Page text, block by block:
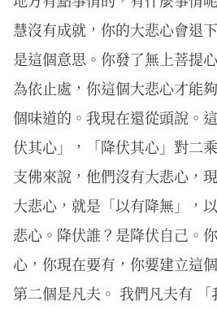
慧沒有成就，你的大悲心會退
是這個意思。你發了無上菩提
為依止處，你這個大悲心才能
個味道的。我現在還從頭說。
伏其心」，「降伏其心」對二
支佛來說，他們沒有大悲心，
大悲心，就是「以有降無」，
悲心。降伏誰？是降伏自己。
心，你現在要有，你要建立這
第二個是凡夫。 我們凡夫有 「